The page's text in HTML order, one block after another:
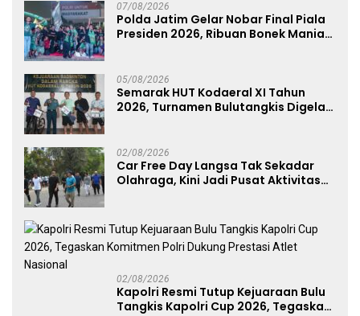
07/08/2026
Polda Jatim Gelar Nobar Final Piala
Presiden 2026, Ribuan Bonek Mania
05/08/2026
Semarak HUT Kodaeral XI Tahun
2026, Turnamen Bulutangkis Digelar
02/08/2026
Car Free Day Langsa Tak Sekadar
Olahraga, Kini Jadi Pusat Aktivitas
02/08/2026
Kapolri Resmi Tutup Kejuaraan Bulu
Tangkis Kapolri Cup 2026, Tegaskan